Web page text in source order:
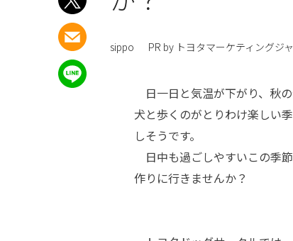
sippo PR by トヨタマーケティングジ
日一日と気温が下がり、秋
犬と歩くのがとりわけ楽しい
しそうです。
日中も過ごしやすいこの季
作りに行きませんか？